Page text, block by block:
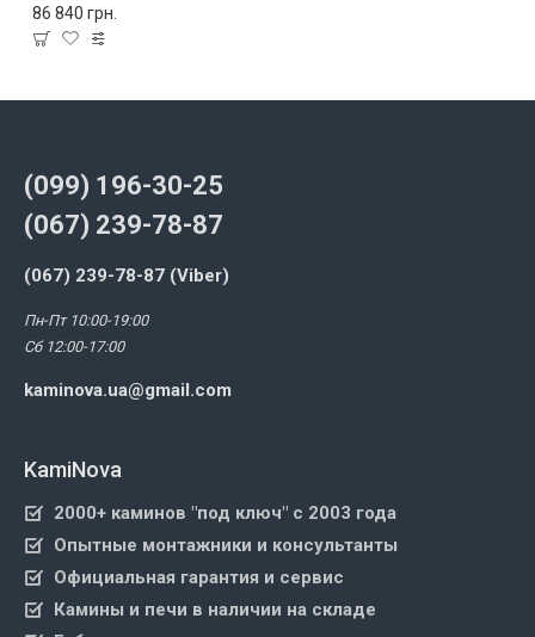
86 840 грн.
(099) 196-30-25
(067) 239-78-87
(067) 239-78-87 (Viber)
Пн-Пт 10:00-19:00
Сб 12:00-17:00
kaminova.ua@gmail.com
KamiNova
2000+ каминов "под ключ" с 2003 года
Опытные монтажники и консультанты
Официальная гарантия и сервис
Камины и печи в наличии на складе